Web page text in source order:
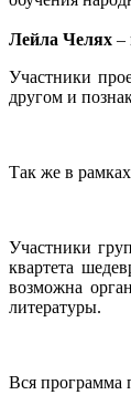
Лейла Челях –
Участники
другом и
Так же в
Участники
квартета
возможна
литературы.
Вся программа